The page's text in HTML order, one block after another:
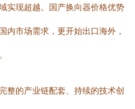
实现超越。国产换向器价格优势
内市场需求，更开始出口海外，
整的产业链配套、持续的技术创